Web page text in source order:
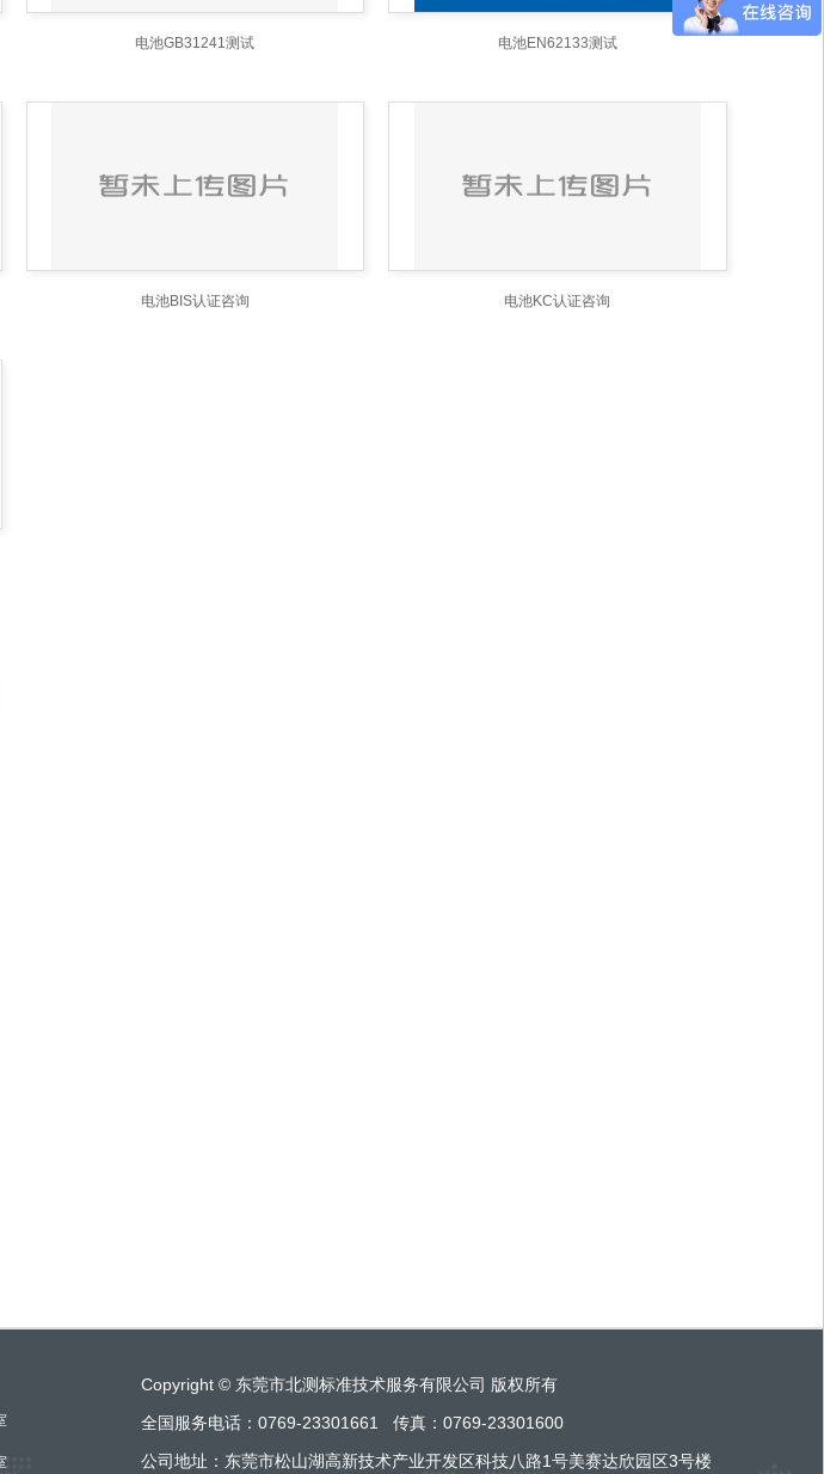
电池GB31241测试 电池EN62133测试
电池BIS认证咨询 电池KC认证咨询
Copyright © 东莞市北测标准技术服务有限公司 版权所有
全国服务电话：0769-23301661 传真：0769-23301600
公司地址：东莞市松山湖高新技术产业开发区科技八路1号美赛达欣园区3号楼